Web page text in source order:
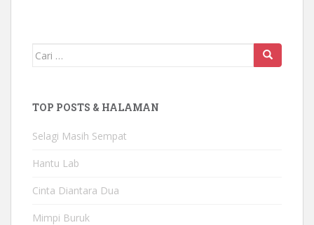
Mencari:
TOP POSTS & HALAMAN
Selagi Masih Sempat
Hantu Lab
Cinta Diantara Dua
Mimpi Buruk